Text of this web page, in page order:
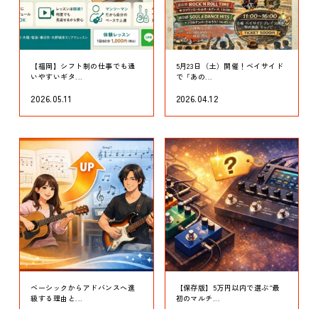
【福岡】シフト制の仕事でも通
いやすいギタ...
2026.05.11
5月23日（土）開催！ベイサイド
で「あの...
2026.04.12
ベーシックからアドバンスへ進
級する理由と...
【保存版】5万円以内で選ぶ“最
初のマルチ...